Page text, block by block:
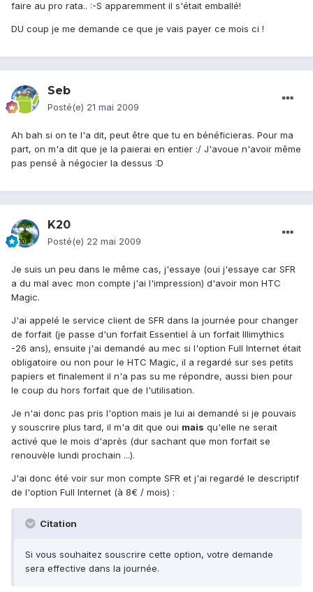
faire au pro rata.. :-S apparemment il s'était emballé!
DU coup je me demande ce que je vais payer ce mois ci !
Seb
Posté(e) 21 mai 2009
Ah bah si on te l'a dit, peut être que tu en bénéficieras. Pour ma
part, on m'a dit que je la paierai en entier :/ J'avoue n'avoir même
pas pensé à négocier la dessus :D
K20
Posté(e) 22 mai 2009
Je suis un peu dans le même cas, j'essaye (oui j'essaye car SFR
a du mal avec mon compte j'ai l'impression) d'avoir mon HTC
Magic.
J'ai appelé le service client de SFR dans la journée pour changer
de forfait (je passe d'un forfait Essentiel à un forfait Illimythics
-26 ans), ensuite j'ai demandé au mec si l'option Full Internet était
obligatoire ou non pour le HTC Magic, il a regardé sur ses petits
papiers et finalement il n'a pas su me répondre, aussi bien pour
le coup du hors forfait que de l'utilisation.
Je n'ai donc pas pris l'option mais je lui ai demandé si je pouvais
y souscrire plus tard, il m'a dit que oui mais qu'elle ne serait
activé que le mois d'après (dur sachant que mon forfait se
renouvèle lundi prochain ...).
J'ai donc été voir sur mon compte SFR et j'ai regardé le descriptif
de l'option Full Internet (à 8€ / mois) :
Citation
Si vous souhaitez souscrire cette option, votre demande
sera effective dans la journée.